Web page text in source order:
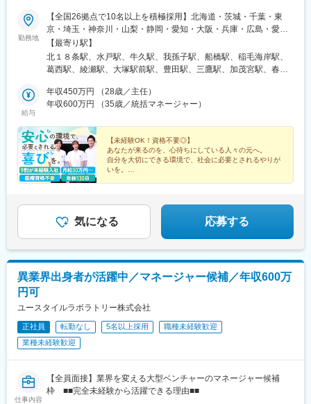
勤務地
【全国26拠点で10名以上を積極採用】北海道・茨城・千葉・東
京・埼玉・神奈川・山梨・静岡・愛知・大阪・兵庫・広島・愛
媛・福岡のいずれかの事業所勤務となります。▼募集事業所一覧
★マークの事業所は積極採用中！北海道：札幌事業所（★）茨城
県：水戸事業所（★）／牛久事業所（★）千葉県：柏事業所
／花畑事業所／大塚事業所（★）／八王子事業所／三鷹事業所
（★）埼玉県：大宮事業所／春日部事業所／羽生事業所（★）神
岡県：静岡営業所（★）愛知県：知立事業所大阪府：新大阪事業
所（★）／高槻事業所兵庫県：明石事業所広島県：広島事業所
（★）愛媛県：松山事業所（★）福岡県：福岡事業所／小倉事業
所（★）※受動喫煙防止対策：屋内全面禁煙★全国で10名以上の
採用です！★勤務地は希望を十分考慮の上、決定します。★他の
的なキャリアにぜひ活かしてください！
【最寄り駅】
北１８条駅、水戸駅、牛久駅、我孫子駅、船橋駅、稲毛海岸駅、
葛西駅、綾瀬駅、大塚駅前駅、豊田駅、三鷹駅、加茂宮駅、春日
代県庁口駅、香春口三萩野駅、土橋駅(愛媛県)、横川駅(広島県)、
東三国駅、高槻駅、明石駅、北１２条駅、京成船橋駅、大塚駅(東
駅、高槻市駅、山陽明石駅、東海神駅、巣鴨駅、京急川崎駅、横
川一丁目駅、西新町駅
給与
年収450万円 （28歳／主任）
年収600万円 （35歳／統括マネージャー）
【未経験OK！資格不要◎】
あなたが来るのを、心待ちにしている人々の元へ。
自分を大切にできる環境で、社会に必要とされるやりが
いを。
★全国同時募集＆10名以上採用
気になる 応募する
異業界出身者が活躍中／マネージャー候補／年収600万
円可
ユースタイルラボラトリー株式会社
正社員 転勤なし 5名以上採用
職種未経験歓迎
業種未経験歓迎
仕事内容
【全員面接】業界を変える大型ベンチャーのマネージャー候補
枠 ■■完全未経験から活躍できる理由■■